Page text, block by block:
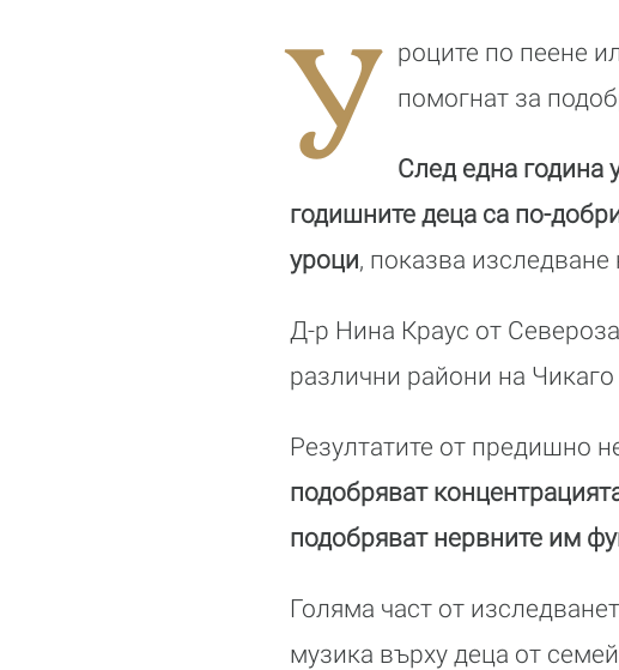
У
роците по пеене
помогнат за
След една година
годишните деца са по-
уроци, показва
Д-р Нина Краус от
различни райони на
Резултатите от предишно
подобряват
подобряват нервните им
Голяма част от
музика върху деца от